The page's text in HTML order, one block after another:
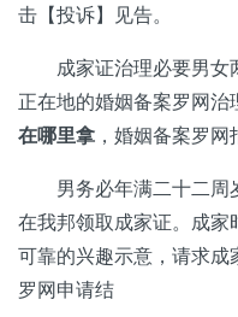
击【投诉】见告。
成家证治理必要男女
正在地的婚姻备案罗网治
在哪里拿 ，婚姻备案罗
男务必年满二十二周
在我邦领取成家证。成
可靠的兴趣示意，请求
罗网申请结